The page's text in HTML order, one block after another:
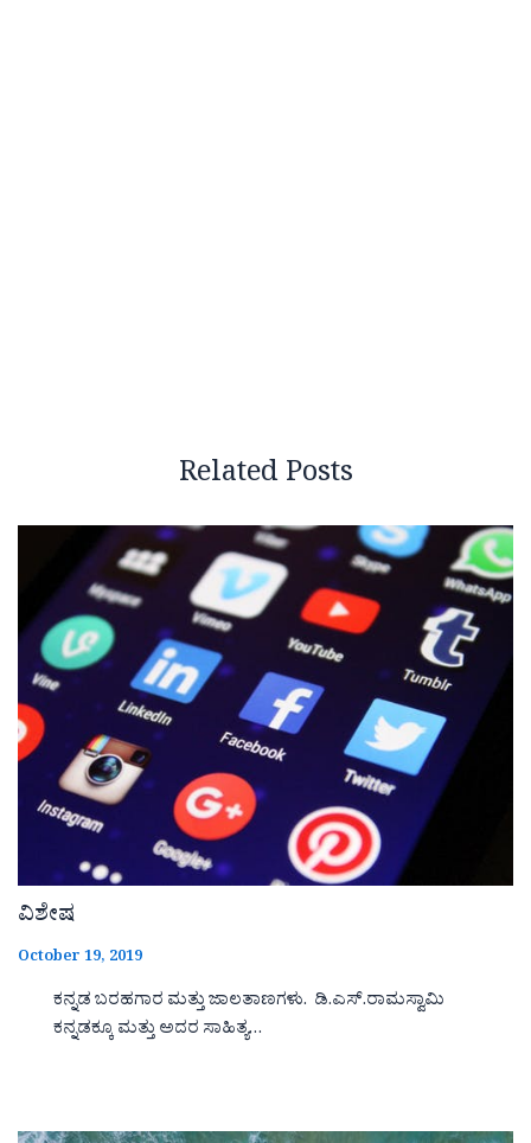
Related Posts
ವಿಶೇಷ
October 19, 2019
ಕನ್ನಡ ಬರಹಗಾರ ಮತ್ತು ಜಾಲತಾಣಗಳು. ಡಿ.ಎಸ್.ರಾಮಸ್ವಾಮಿ
ಕನ್ನಡಕ್ಕೂ ಮತ್ತು ಅದರ ಸಾಹಿತ್ಯ…